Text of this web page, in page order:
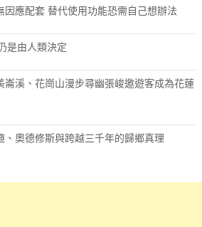
因應配套 替代使用功能恐需自己想辦法
是由人類決定
崙溪、花崗山漫步尋幽張峻邀遊客成為花蓮
、奧德修斯與跨越三千年的歸鄉真理